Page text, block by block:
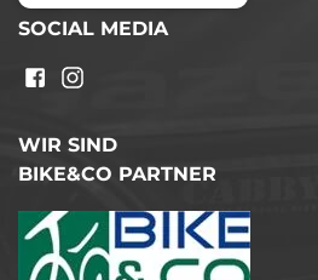
SOCIAL MEDIA
WIR SIND
BIKE&CO PARTNER